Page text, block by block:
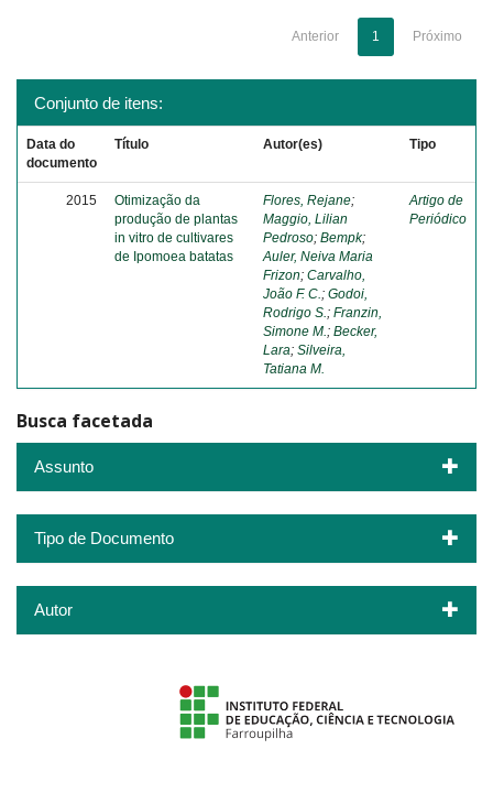
Anterior 1 Próximo
Conjunto de itens:
Data do
documento
Título Autor(es) Tipo
2015
Otimização da
produção de plantas
in vitro de cultivares
de Ipomoea batatas
Flores, Rejane;
Maggio, Lilian
Pedroso; Bempk;
Auler, Neiva Maria
Frizon; Carvalho,
João F. C.; Godoi,
Rodrigo S.; Franzin,
Simone M.; Becker,
Lara; Silveira,
Tatiana M.
Artigo de
Periódico
Busca facetada
Assunto
Tipo de Documento
Autor